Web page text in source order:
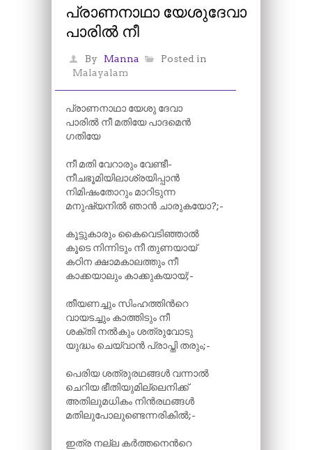
പ്രാണനാഥാ യേശുദേവാ
പാരിൽ നീ
By Manna
Posted in
Malayalam
പ്രാണനാഥാ യേശു ദേവാ
പാരിൽ നീ മതിയേ പാദമെൻ
ഗതിയേ
നീ മതി വേറാരും വേണ്ടീ-
നീചഭൂമിയിലാശ്രയിപ്പാൻ
നിമിഷംതോറും മാറിടുന്ന
മനുഷ്യനിൽ ഞാൻ ചാരുകയോ?;-
കൂട്ടുകാരും കൈവെടിഞ്ഞാൽ
കൂടെ നിന്നിടും നീ തുണയായ്
കഠിന ക്ഷാമകാലത്തും നീ
കാക്കയാലും കാക്കുകയായ്;-
തീയണച്ചും സിംഹത്തിന്‍റെ
വായടച്ചും കാത്തിടും നീ
ശക്തി നൽകും ശത്രുവോടു
യുദ്ധം ചെയ്‌വാൻ പ്രാപ്തി തരും;-
പെരിയ ശത്രുരഥങ്ങൾ വന്നാൽ
ചെറിയ ഭീതിയുമില്ലെനിക്ക്
അതിലുമധികം നിൻരഥങ്ങൾ
മതിലുപോലുണ്ടെന്നരികിൽ;-
ഇത്ര നല്ല കർത്തനെന്‍റെ